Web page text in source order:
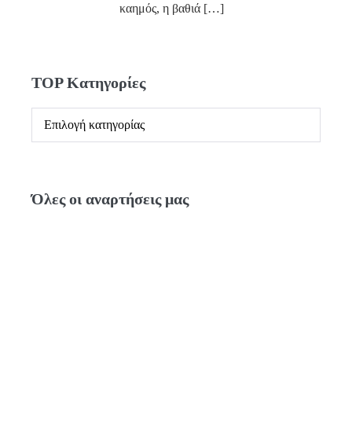
καημός, η βαθιά […]
TOP Κατηγορίες
Όλες οι αναρτήσεις μας